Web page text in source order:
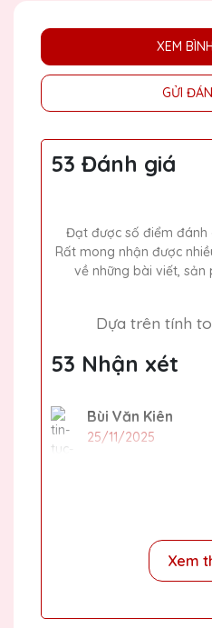
XEM
GỬI
53 Đánh giá
Đạt được số điểm đánh
Rất mong nhận được
về những bài viết, sản
Dựa trên tính
53 Nhận xét
Bùi Văn Kiên
25/11/2025
25/11/2025
Xem